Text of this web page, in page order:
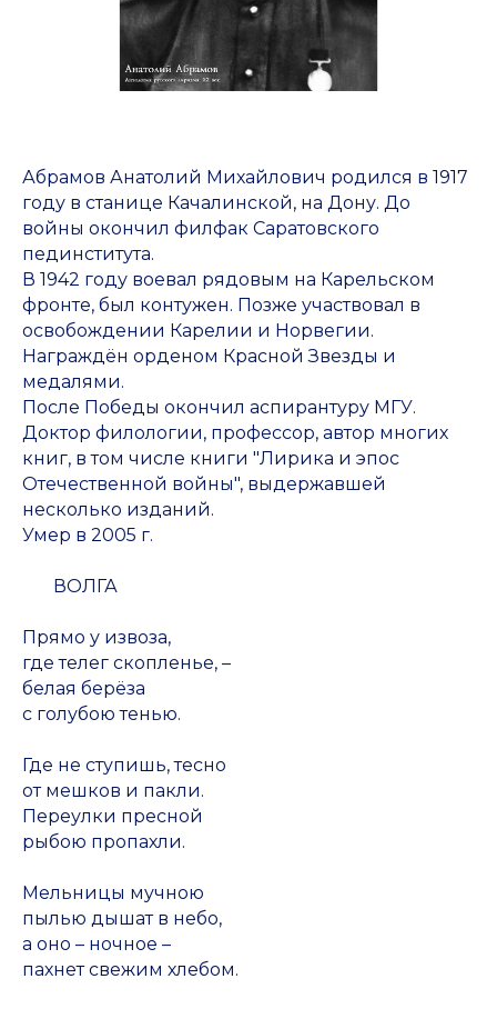
Абрамов Анатолий Михайлович родился в 1917
году в станице Качалинской, на Дону. До
войны окончил филфак Саратовского
пединститута.
В 1942 году воевал рядовым на Карельском
фронте, был контужен. Позже участвовал в
освобождении Карелии и Норвегии.
Награждён орденом Красной Звезды и
медалями.
После Победы окончил аспирантуру МГУ.
Доктор филологии, профессор, автор многих
книг, в том числе книги "Лирика и эпос
Отечественной войны", выдержавшей
несколько изданий.
Умер в 2005 г.
ВОЛГА
Прямо у извоза,
где телег скопленье, –
белая берёза
с голубою тенью.
Где не ступишь, тесно
от мешков и пакли.
Переулки пресной
рыбою пропахли.
Мельницы мучною
пылью дышат в небо,
а оно – ночное –
пахнет свежим хлебом.